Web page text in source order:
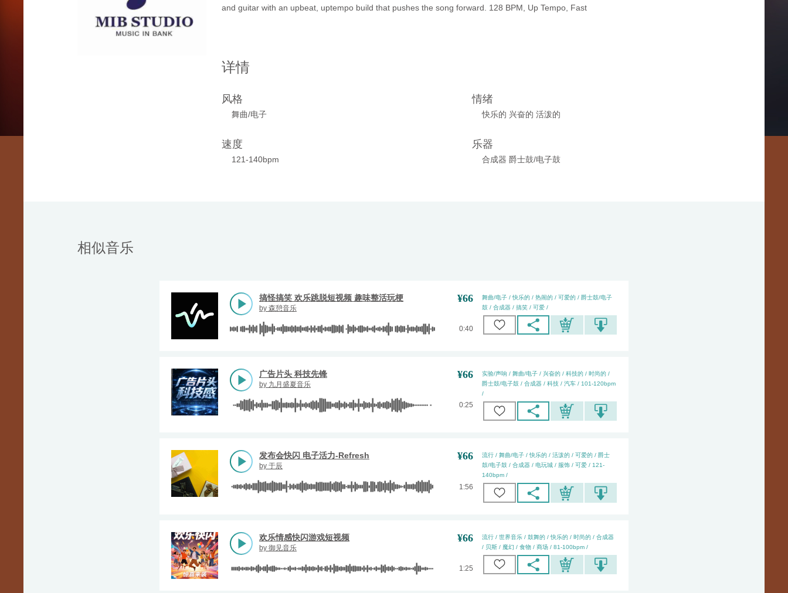
and guitar with an upbeat, uptempo build that pushes the song forward. 128 BPM, Up Tempo, Fast
详情
风格
舞曲/电子
情绪
快乐的 兴奋的 活泼的
速度
121-140bpm
乐器
合成器 爵士鼓/电子鼓
相似音乐
搞怪搞笑 欢乐跳脱短视频 趣味整活玩梗
by 森憩音乐
¥66
0:40
舞曲/电子 / 快乐的 / 热闹的 / 可爱的 / 爵士鼓/电子
鼓 / 合成器 / 搞笑 / 可爱 /
广告片头 科技先锋
by 九月盛夏音乐
¥66
0:25
实验/声响 / 舞曲/电子 / 兴奋的 / 科技的 / 时尚的 /
爵士鼓/电子鼓 / 合成器 / 科技 / 汽车 / 101-120bpm
/
发布会快闪 电子活力-Refresh
by 于辰
¥66
1:56
流行 / 舞曲/电子 / 快乐的 / 活泼的 / 可爱的 / 爵士
鼓/电子鼓 / 合成器 / 电玩城 / 服饰 / 可爱 / 121-
140bpm /
欢乐情感快闪游戏短视频
by 御见音乐
¥66
1:25
流行 / 世界音乐 / 鼓舞的 / 快乐的 / 时尚的 / 合成器
/ 贝斯 / 魔幻 / 食物 / 商场 / 81-100bpm /